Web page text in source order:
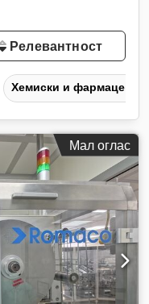
Релевантност
Хемиски и
Мал оглас